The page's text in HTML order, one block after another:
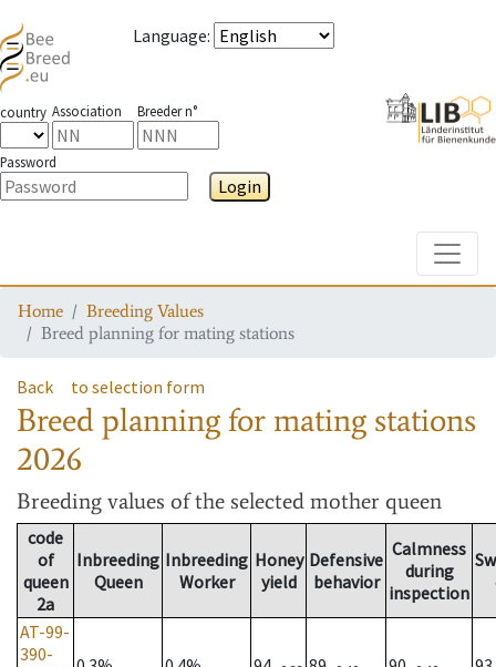
Language:
country Association Breeder n°
Password
Login
Home
Breeding Values
Breed planning for mating stations
Back to selection form
Breed planning for mating stations
2026
Breeding values of the selected mother queen
code
of
queen
2a
Inbreeding
Queen
Inbreeding
Worker
Honey
yield
Defensive
behavior
Calmness
during
inspection
AT-99-
390-